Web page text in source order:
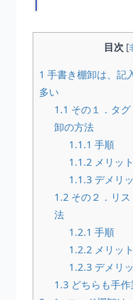
目次 [
1 手書き棚卸は、記
多い
1.1 その１．タ
卸の方法
1.1.1 手順
1.1.2 メリット
1.1.3 デメリ
1.2 その２．リ
法
1.2.1 手順
1.2.2 メリット
1.2.3 デメリ
1.3 どちらも手